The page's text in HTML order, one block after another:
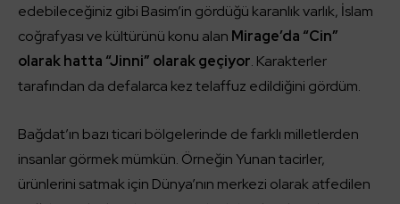
edebileceğiniz gibi Basim’in gördüğü karanlık varlık, İslam
coğrafyası ve kültürünü konu alan Mirage’da “Cin”
olarak hatta “Jinni” olarak geçiyor. Karakterler
tarafından da defalarca kez telaffuz edildiğini gördüm.
Bağdat’ın bazı ticari bölgelerinde de farklı milletlerden
insanlar görmek mümkün. Örneğin Yunan tacirler,
ürünlerini satmak için Dünya’nın merkezi olarak atfedilen